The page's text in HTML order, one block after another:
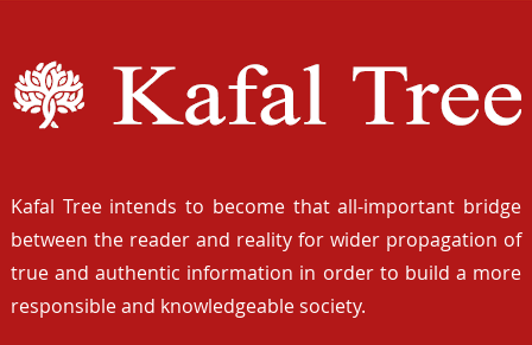
Kafal Tree intends to become that all-important bridge
between the reader and reality for wider propagation of
true and authentic information in order to build a more
responsible and knowledgeable society.